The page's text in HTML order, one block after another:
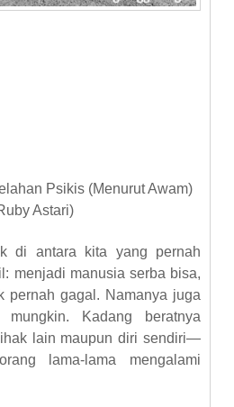
Psikis (Menurut Awam)
Astari)
di antara kita yang pernah
menjadi manusia serba bisa,
pernah gagal. Namanya juga
Kadang beratnya
lain maupun diri sendiri—
lama-lama mengalami